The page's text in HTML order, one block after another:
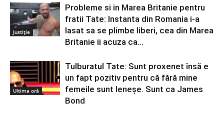
Justiție
Probleme si in Marea Britanie pentru
fratii Tate: Instanta din Romania i-a
lasat sa se plimbe liberi, cea din Marea
Britanie ii acuza ca...
Ultima oră
Tulburatul Tate: Sunt proxenet însă e
un fapt pozitiv pentru că fără mine
femeile sunt leneșe. Sunt ca James
Bond